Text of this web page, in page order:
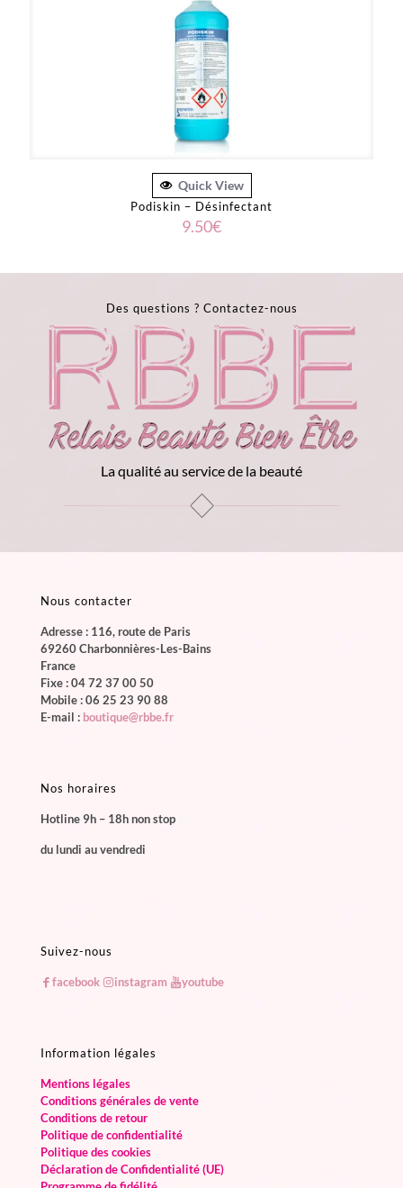
Quick View
Podiskin – Désinfectant
9.50€
Des questions ? Contactez-nous
La qualité au service de la beauté
Nous contacter
Adresse : 116, route de Paris
69260 Charbonnières-Les-Bains
France
Fixe :04 72 37 00 50
Mobile :06 25 23 90 88
E-mail : boutique@rbbe.fr
Nos horaires
Hotline 9h – 18h non stop
du lundi au vendredi
Suivez-nous
facebook instagram youtube
Information légales
Mentions légales
Conditions générales de vente
Conditions de retour
Politique de confidentialité
Politique des cookies
Déclaration de Confidentialité (UE)